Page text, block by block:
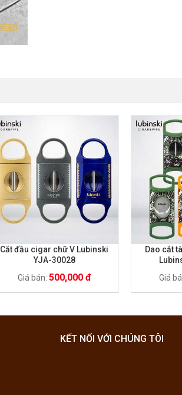
Cắt đầu cigar chữ V Lubinski
YJA-30028
Giá bán: 500,000 đ
Dao cắt
Giá
KẾT NỐI VỚI CHÚNG TÔI